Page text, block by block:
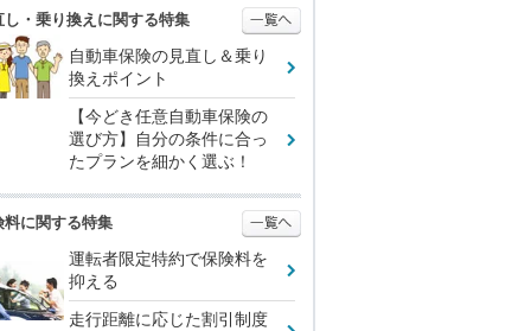
し・乗り換えに関する特集
自動車保険の見直し＆乗り
換えポイント
【今どき任意自動車保険の
選び方】自分の条件に合っ
たプランを細かく選ぶ！
料に関する特集
運転者限定特約で保険料を
抑える
走行距離に応じた割引制度